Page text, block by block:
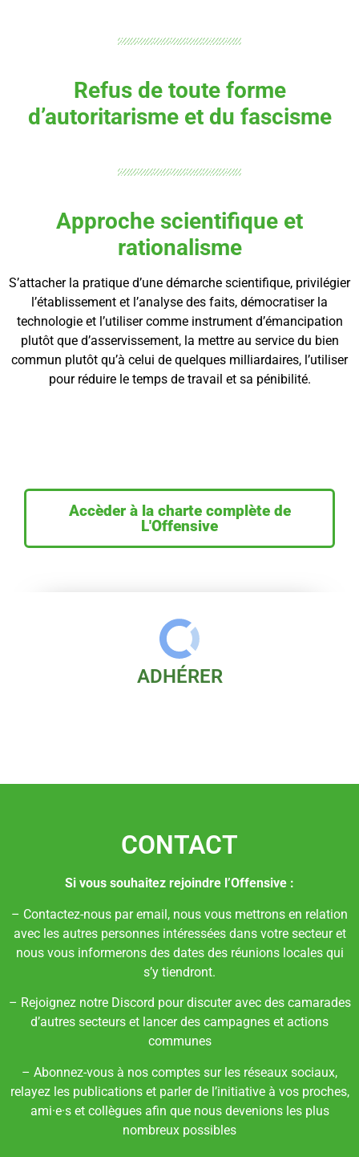
Refus de toute forme
d’autoritarisme et du fascisme
Approche scientifique et
rationalisme
S’attacher la pratique d’une démarche scientifique, privilégier
l’établissement et l’analyse des faits, démocratiser la
technologie et l’utiliser comme instrument d’émancipation
plutôt que d’asservissement, la mettre au service du bien
commun plutôt qu’à celui de quelques milliardaires, l’utiliser
pour réduire le temps de travail et sa pénibilité.
Accèder à la charte complète de
L'Offensive
ADHÉRER
CONTACT
Si vous souhaitez rejoindre l’Offensive :
– Contactez-nous par email, nous vous mettrons en relation
avec les autres personnes intéressées dans votre secteur et
nous vous informerons des dates des réunions locales qui
s’y tiendront.
– Rejoignez notre Discord pour discuter avec des camarades
d’autres secteurs et lancer des campagnes et actions
communes
– Abonnez-vous à nos comptes sur les réseaux sociaux,
relayez les publications et parler de l’initiative à vos proches,
ami·e·s et collègues afin que nous devenions les plus
nombreux possibles